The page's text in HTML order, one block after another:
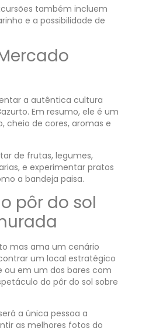
também incluem
e a possibilidade de
a autêntica cultura
Em resumo, ele é um
cheio de cores, aromas e
de frutas, legumes,
e experimentar pratos
a bandeja paisa.
pôr do sol
mas ama um cenário
um local estratégico
ou em um dos bares com
do pôr do sol sobre
a única pessoa a
as melhores fotos do